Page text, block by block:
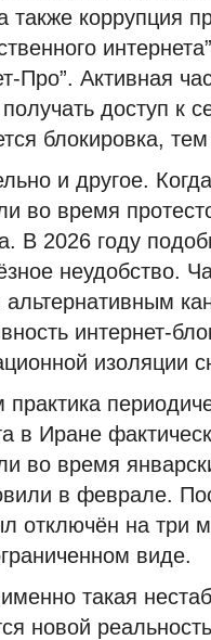
также коррупция
Про”. Активная
доступ к
блокировка,
и другое.
во время
В 2026 году
неудобство.
альтернативным
интернет-
изоляции
практика
в Иране
во время
в феврале.
отключён на три
виде.
такая
новой